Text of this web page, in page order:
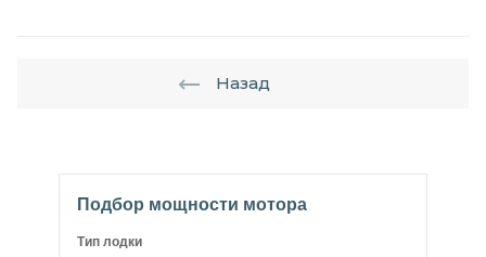
Подбор мощности мотора
Тип лодки
Назад